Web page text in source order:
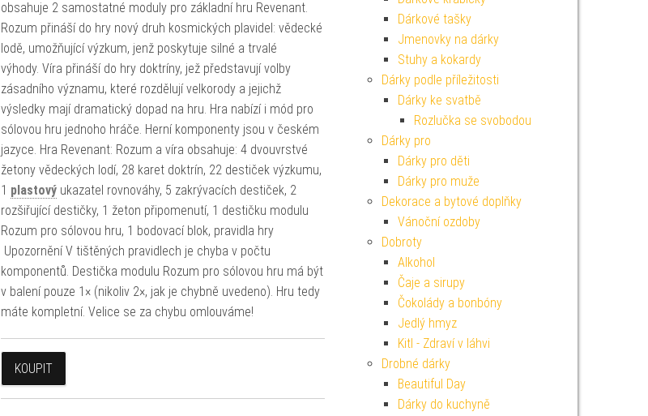
obsahuje 2 samostatné moduly pro základní hru Revenant.
Rozum přináší do hry nový druh kosmických plavidel: vědecké
lodě, umožňující výzkum, jenž poskytuje silné a trvalé
výhody. Víra přináší do hry doktríny, jež představují volby
zásadního významu, které rozdělují velkorody a jejichž
výsledky mají dramatický dopad na hru. Hra nabízí i mód pro
sólovou hru jednoho hráče. Herní komponenty jsou v českém
jazyce. Hra Revenant: Rozum a víra obsahuje: 4 dvouvrstvé
žetony vědeckých lodí, 28 karet doktrín, 22 destiček výzkumu,
1 plastovýukazatel rovnováhy, 5 zakrývacích destiček, 2
rozšiřující destičky, 1 žeton připomenutí, 1 destičku modulu
Rozum pro sólovou hru, 1 bodovací blok, pravidla hry
Upozornění V tištěných pravidlech je chyba v počtu
komponentů. Destička modulu Rozum pro sólovou hru má být
v balení pouze 1× (nikoliv 2×, jak je chybně uvedeno). Hru tedy
máte kompletní. Velice se za chybu omlouváme!
KOUPIT
Dárkové tašky
Jmenovky na dárky
Stuhy a kokardy
Dárky podle příležitosti
Dárky ke svatbě
Rozlučka se svobodou
Dárky pro
Dárky pro děti
Dárky pro muže
Dekorace a bytové doplňky
Vánoční ozdoby
Dobroty
Alkohol
Čaje a sirupy
Čokolády a bonbóny
Jedlý hmyz
Kitl - Zdraví v láhvi
Drobné dárky
Beautiful Day
Dárky do kuchyně